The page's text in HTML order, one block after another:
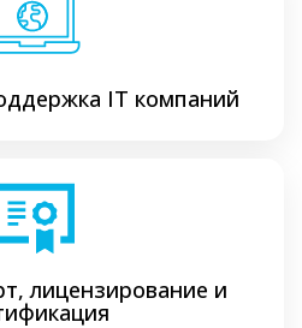
ІТ компаний
лицензирование и